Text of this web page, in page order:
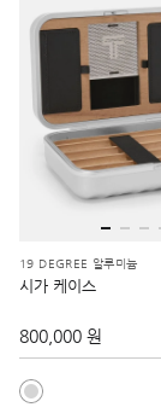
19 DEGREE 알루미늄
시가 케이스
800,000 원